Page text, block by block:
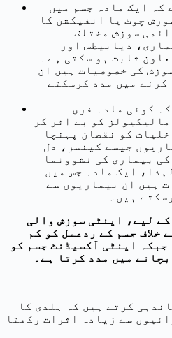
کہ ایک مادہ جسم میں
چوٹ یا انفیکشن کا
سوزش مختلف
ذیابیطس اور
ثابت ہو سکتی ہے۔
کی خصوصیات ہیں ان
کرنے میں مدد کرسکتے
کوئی مادہ فری
کو بے اثر کر
کو نقصان پہنچا
جیسے کینسر، دل
بیماری کی نشوونما
ایک مادہ جس میں
ہیں ان بیماریوں سے
ہیں۔
لیے، اینٹی سوزش والی
خلاف جسم کے ردعمل کو کم
اینٹی آکسیڈنٹ جسم کو
میں مدد کرتا ہے۔
کرتے ہیں کہ ہلدی کا
سے زیادہ اثرات رکھتا